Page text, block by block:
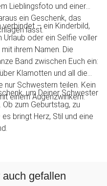
Lieblingsfoto und einer
ein Geschenk, das
lässt.– ein Kinderbild,
oder ein Selfie voller
ihrem Namen. Die
Band zwischen Euch ein:
Klamotten und all die
nur Schwestern teilen. Kein
einem Augenzwinkern.
um Deiner Schwester
zum Geburtstag, zu
bringt Herz, Stil und eine
gefallen